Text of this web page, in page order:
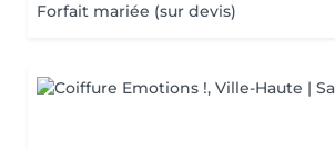
Forfait mariée (sur devis)